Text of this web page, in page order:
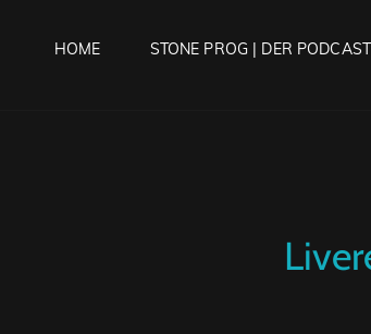
HOME STONE PROG | DER PODCAST